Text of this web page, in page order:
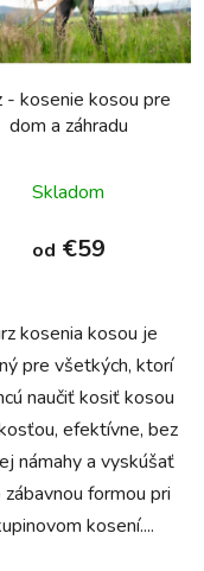
- kosenie kosou pre
dom a záhradu
hodnotenie
produktu
z
5
hviezdičiek.
Skladom
od €59
kosenia kosou je
pre všetkých, ktorí
naučiť kosiť kosou
efektívne, bez
námahy a vyskúšať
formou pri
kosení....